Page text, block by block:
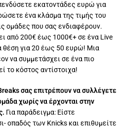
εκατοντάδες ευρώ για
ένα κλάσμα της τιμής του
ομάδες που σας ενδιαφέρουν.
από 200€ έως 1000€+ σε ένα Live
θέση για 20 έως 50 ευρώ! Μια
να συμμετάσχει σε ένα πιο
το κόστος αντίστοιχα!
σας επιτρέπουν να συλλέγετε
χωρίς να έρχονται στην
Για παράδειγμα: Είστε
οπαδός των Knicks και επιθυμείτε